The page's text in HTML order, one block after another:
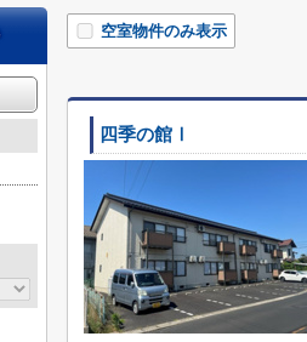
空室物件のみ表示
四季の館Ⅰ